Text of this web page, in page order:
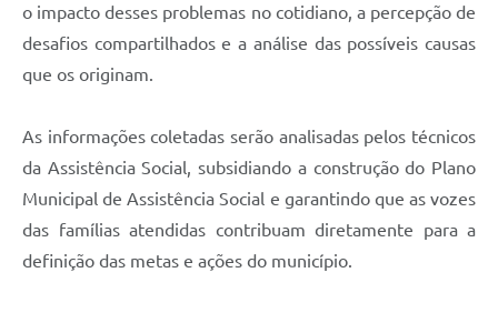
o impacto desses problemas no cotidiano, a percepção de
desafios compartilhados e a análise das possíveis causas
que os originam.
As informações coletadas serão analisadas pelos técnicos
da Assistência Social, subsidiando a construção do Plano
Municipal de Assistência Social e garantindo que as vozes
das famílias atendidas contribuam diretamente para a
definição das metas e ações do município.